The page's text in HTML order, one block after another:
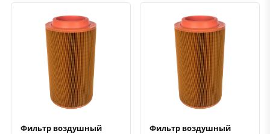
Быстрый просмотрДобавить к сравнению
Добавить в избранное
Фильтр воздушный
Быстрый просмотрДобавить к сравнению
Добавить в избранное
Фильтр воздушный